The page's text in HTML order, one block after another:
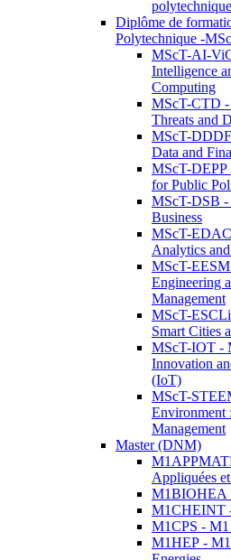
polytechnique
Diplôme de
Polytechnique -
MScT-AI-
Intelligence
Computing
MScT-CTD -
Threats and
MScT-
Data and
MScT-DEPP
for Public
MScT-DSB -
Business
MScT-
Analytics
MScT-
Engineering
Management
MScT-
Smart Cities
MScT-IOT -
Innovation
(IoT)
MScT-
Environment
Management
Master (DNM)
Appliquées
M1BIOHEA
M1CHEINT
M1CPS - M1
M1HEP - M1